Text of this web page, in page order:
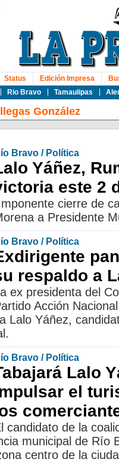
Rio Bravo Tamaulipas
Status Edición Impresa
González
Bravo / Política
Yáñez,
este 2
cierre de
a Presidente
Bravo / Política
respaldo a
ex presidenta del
Acción
Lalo Yáñez,
Bravo / Política
Lalo
el
candidato de la
municipal de Río
centro de la